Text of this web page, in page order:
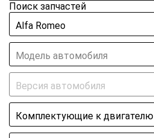
Поиск запчастей
Alfa Romeo
Модель автомобиля
Версия автомобиля
Комплектующие к двигателю